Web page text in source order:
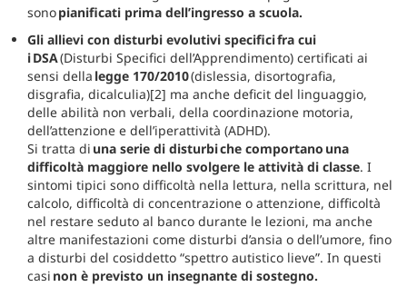
sonopianificati prima dell’ingresso a scuola.
Gli allievi con disturbi evolutivi specifici fra cui
i DSA(Disturbi Specifici dell’Apprendimento) certificati ai
sensi della legge 170/2010(dislessia, disortografia,
disgrafia, dicalculia)[2] ma anche deficit del linguaggio,
delle abilità non verbali, della coordinazione motoria,
dell’attenzione e dell’iperattività (ADHD).
Si tratta di una serie di disturbi che comportano una
difficoltà maggiore nello svolgere le attività di classe. I
sintomi tipici sono difficoltà nella lettura, nella scrittura, nel
calcolo, difficoltà di concentrazione o attenzione, difficoltà
nel restare seduto al banco durante le lezioni, ma anche
altre manifestazioni come disturbi d’ansia o dell’umore, fino
a disturbi del cosiddetto “spettro autistico lieve”. In questi
casi non è previsto un insegnante di sostegno.